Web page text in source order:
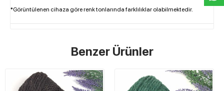
*Görüntülenen cihaza göre renk tonlarında farklılıklar olabilmektedir.
Benzer Ürünler